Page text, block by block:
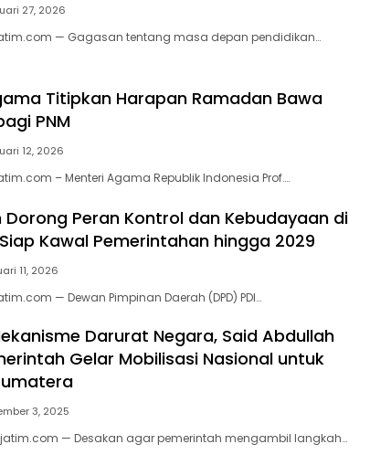
27, 2026
— Gagasan tentang masa depan pendidikan…
Titipkan Harapan Ramadan Bawa
PNM
12, 2026
– Menteri Agama Republik Indonesia Prof….
Dorong Peran Kontrol dan Kebudayaan di
Kawal Pemerintahan hingga 2029
11, 2026
— Dewan Pimpinan Daerah (DPD) PDI…
Darurat Negara, Said Abdullah
Gelar Mobilisasi Nasional untuk
3, 2025
— Desakan agar pemerintah mengambil langkah…